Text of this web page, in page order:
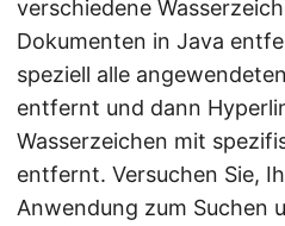
verschiedene
Dokumenten in Java
speziell alle
entfernt und dann
Wasserzeichen mit
entfernt. Versuchen Sie,
Anwendung zum Suchen